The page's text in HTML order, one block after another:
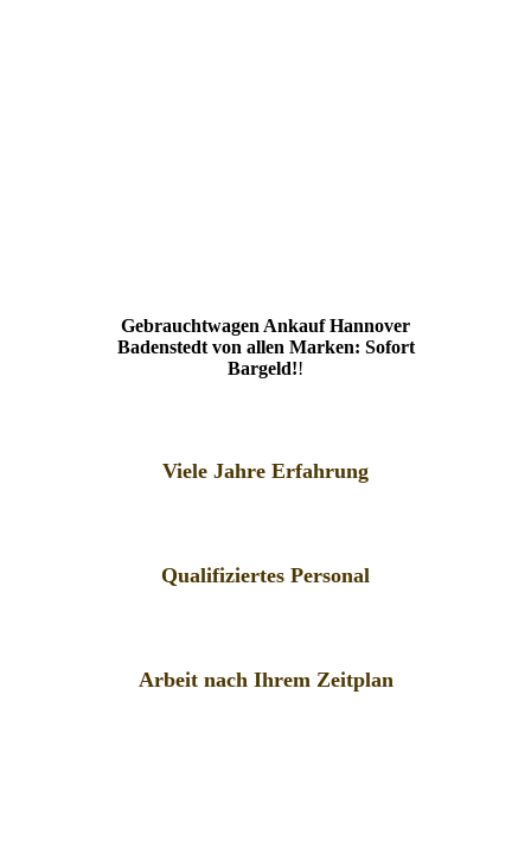
Gebrauchtwagen Ankauf Hannover
Badenstedt von allen Marken: Sofort
Bargeld!!
Viele Jahre Erfahrung
Qualifiziertes Personal
Arbeit nach Ihrem Zeitplan